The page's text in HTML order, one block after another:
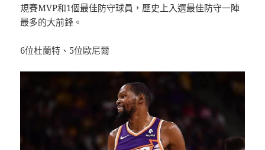
規賽MVP和1個最佳防守球員，歷史上入選最佳防守一陣
最多的大前鋒。
6位杜蘭特、5位歐尼爾